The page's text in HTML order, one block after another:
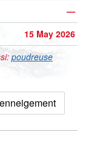
—
15 May 2026
poudreuse